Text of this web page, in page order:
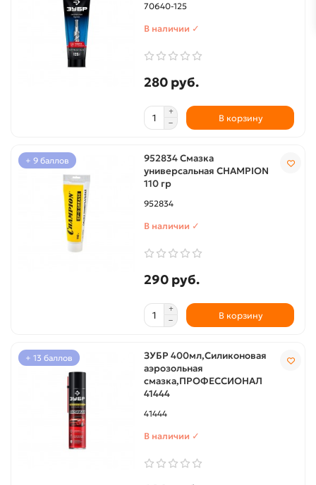
70640-125
В наличии ✓
280 руб.
В корзину
+ 9 баллов
952834 Смазка
универсальная CHAMPION
110 гр
952834
В наличии ✓
290 руб.
В корзину
+ 13 баллов
ЗУБР 400мл,Силиконовая
аэрозольная
смазка,ПРОФЕССИОНАЛ
41444
41444
В наличии ✓